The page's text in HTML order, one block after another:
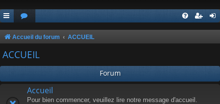
Accueil du forum ACCUEIL
ACCUEIL
Forum
Accueil
Pour bien commencer, veuillez lire notre message d'accueil.